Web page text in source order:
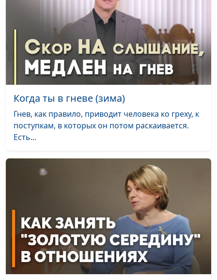
сложные времена
Караченцева,
практический психолог
Как общаться с
пожилыми
родителями
Юлия Синицына, Алина
Караченцева,
практический психолог
#312
Чувство вины:
Юлия Синицына, Алина
практический психолог
#311
Доверие Богу или
инфантилизм?
Юлия Синицына, Алина
Караченцева,
реальность такой,
Юлия Синицына, Алина
Караченцева,
практический психолог
Как достичь успеха
Юлия Синицына, Алина
Караченцева,
практический психолог
Как научиться
говорить
комплименты
Юлия Синицына, Алина
Караченцева,
практический психолог
#307
Когда ты в гневе (зима)
Гнев, как правило, приводит человека ко греху, к
поступкам, в которых он потом раскаивается.
Есть...